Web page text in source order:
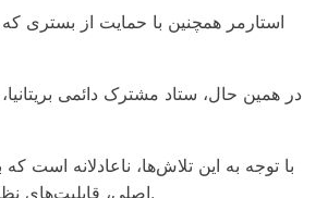
استارمر همچنین با حمایت از بستری
در همین حال، ستاد مشترک دائمی
با توجه به این تلاش‌ها، ناعادلانه
اصلی، قابلیت‌های نظامی بریتانیا را محدود کرده است؟ بله. اما حتی اگر ترامپ از سرعت یا اشتیاق واکنش بریتانیا ناراضی بود، اشتباه است که بگوییم بریتانیا هیچ کاری انجام نمی‌دهد.